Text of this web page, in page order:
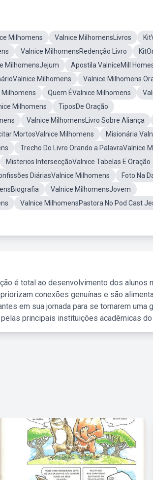
Milhomens Valnice MilhomensLivros
Valnice MilhomensRedenção Livro
MilhomensJejum
Apostila ValniceMill
Milhomens
Valnice Milhomens
Milhomens Quem ÉValnice Milhomens
Milhomens
TiposDe Oração
Valnice MilhomensLivro Sobre Aliança
MortosValnice Milhomens
Misionária
Trecho Do Livro Orando a PalavraValnice
Misterios IntersecçãoValnice Tabelas E Oração
DiáriasValnice Milhomens
Foto Na
Valnice MilhomensJovem
Valnice MilhomensPastora No Pod Cast
é total ao desenvolvimento dos alunos
conexões genuínas e são
em sua jornada para se tornarem uma
principais instituições acadêmicas do